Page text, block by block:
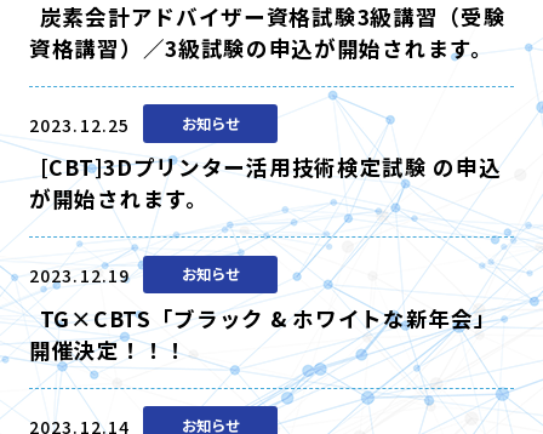
炭素会計アドバイザー資格試験3級講習（受験
資格講習）／3級試験の申込が開始されます。
2023.12.25 お知らせ
[CBT]3Dプリンター活用技術検定試験 の申込
が開始されます。
2023.12.19 お知らせ
TG×CBTS「ブラック & ホワイトな新年会」
開催決定！！！
2023.12.14 お知らせ